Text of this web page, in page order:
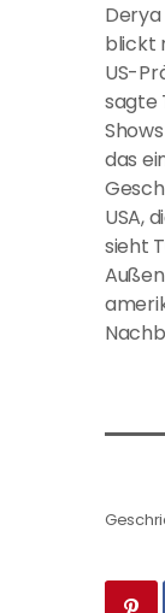
blickt
US-
sagte
das
USA,
sieht